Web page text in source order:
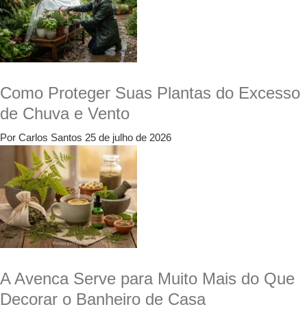
Como Proteger Suas Plantas do Excesso
de Chuva e Vento
Por Carlos Santos 25 de julho de 2026
A Avenca Serve para Muito Mais do Que
Decorar o Banheiro de Casa